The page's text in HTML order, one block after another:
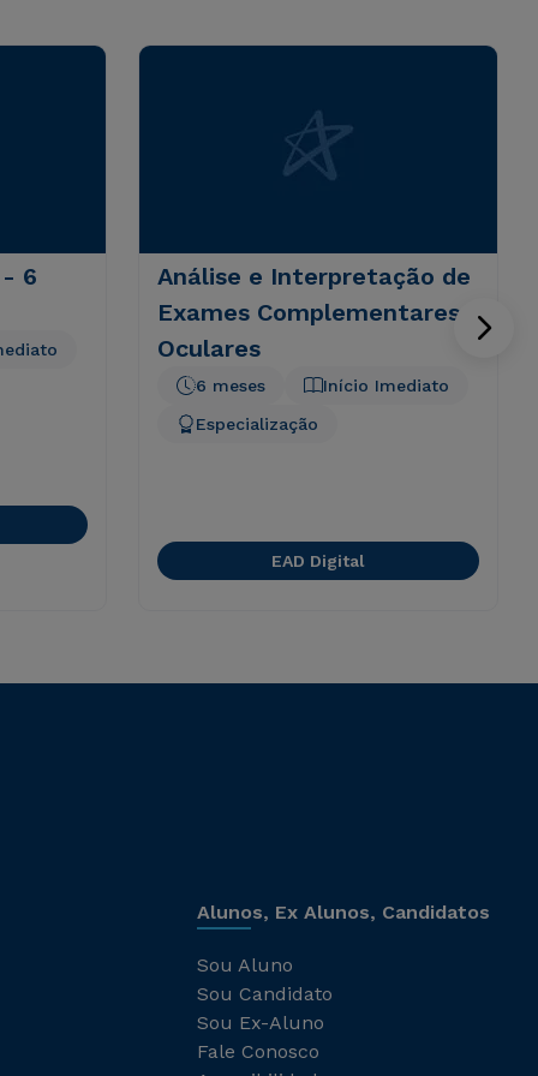
6
Análise e Interpretação de
Exames Complementares
Oculares
Início Imediato
6 meses
Especialização
EAD Digital
Alunos, Ex Alunos, Candidatos
Sou Aluno
Sou Candidato
Sou Ex-Aluno
Fale Conosco